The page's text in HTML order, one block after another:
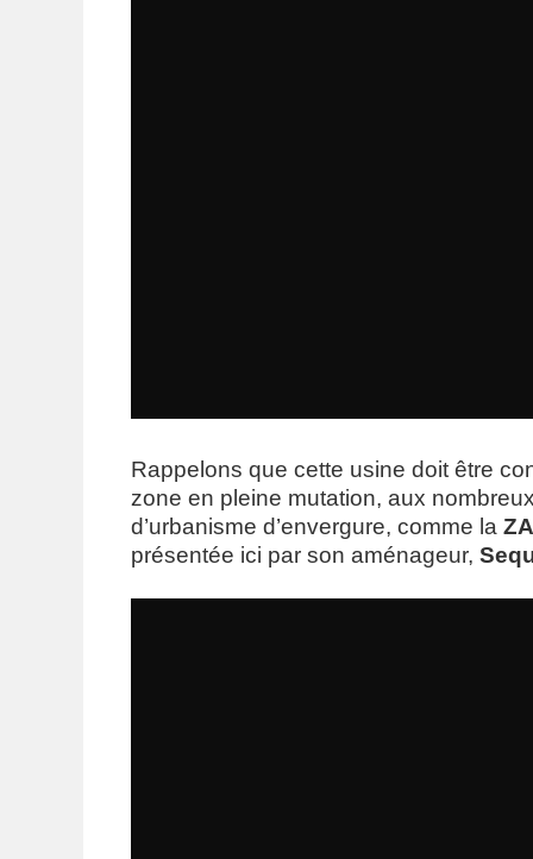
Rappelons que cette usine doit être
zone en pleine mutation, aux
d’urbanisme d’envergure, comme la
présentée ici par son aménageur,